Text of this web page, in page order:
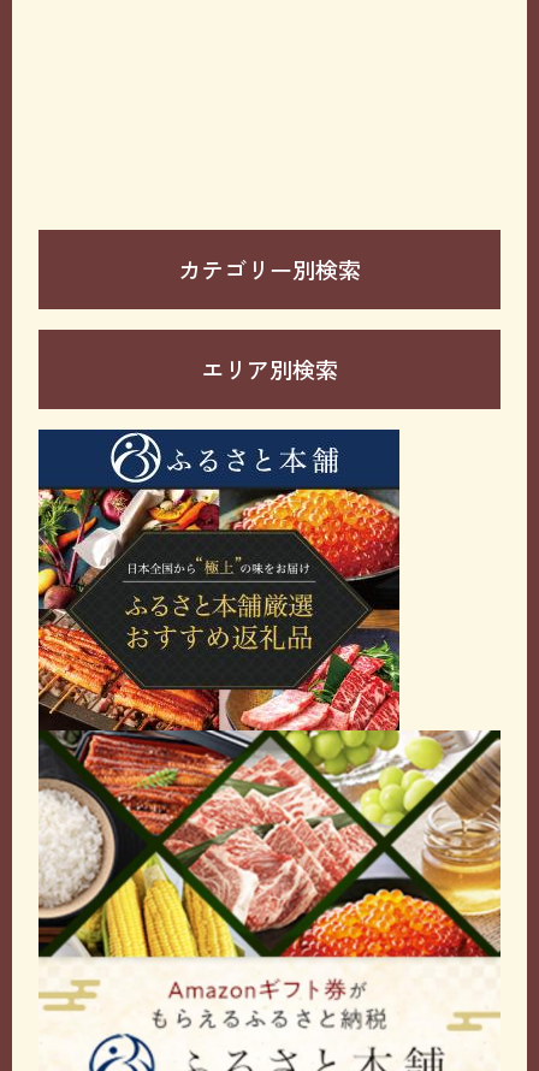
カテゴリー別検索
エリア別検索